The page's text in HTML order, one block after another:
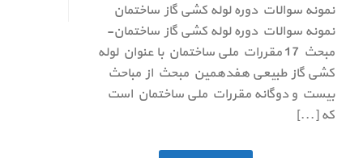
نمونه سوالات دوره لوله کشی گاز ساختمان
نمونه سوالات دوره لوله کشی گاز ساختمان-
مبحث 17 مقررات ملی ساختمان با عنوان لوله
کشی گاز طبیعی هفدهمین مبحث از مباحث
بیست و دوگانه مقررات ملی ساختمان است
که [...]